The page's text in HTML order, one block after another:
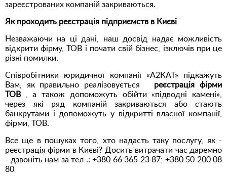
зареєстрованих компаній закриваються.
Як проходить реєстрація підприємств в Києві
Незважаючи на ці дані, наш досвід надає можливість
відкрити фірму, ТОВ і почати свій бізнес, ізключів при це
різні помилки.
Співробітники юридичної компанії «А2КАТ» підкажуть
Вам, як правильно реалізовується реєстрація фірми
ТОВ
, а також допоможуть обійти «підводні камені»,
через які ряд компаній закриваються або стають
банкрутами і допоможуть у відкритті власної компанії,
фірми, ТОВ.
Все ще в пошуках того, хто надасть таку послугу, як -
реєстрація фірми в Києві? Досить витрачати час даремно
- дзвоніть нам за тел .: +380 66 365 23 87; +380 50 200 08
80